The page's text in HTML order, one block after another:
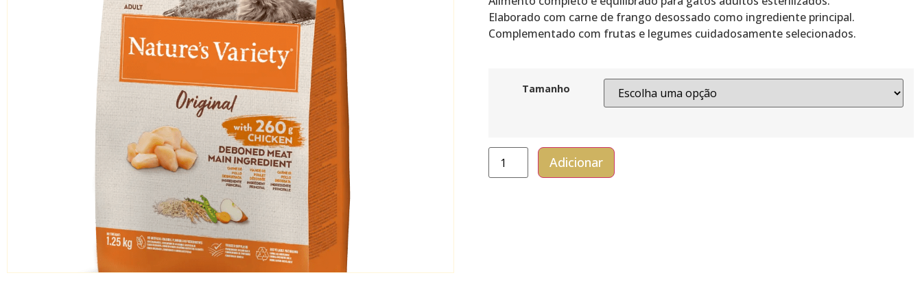
Elaborado com carne de frango desossado como ingrediente principal.
Complementado com frutas e legumes cuidadosamente selecionados.
Tamanho
Adicionar